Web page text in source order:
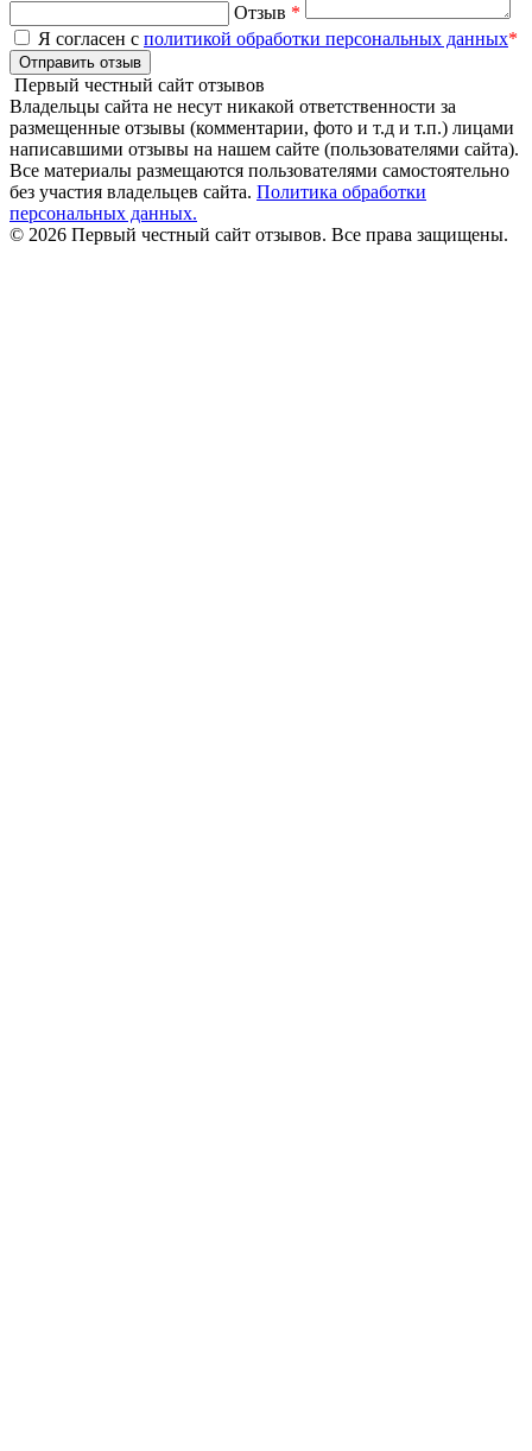
Отзыв *
Я согласен с политикой обработки персональных данных*
Отправить отзыв
Первый честный сайт отзывов
Владельцы сайта не несут никакой ответственности за
размещенные отзывы (комментарии, фото и т.д и т.п.) лицами
написавшими отзывы на нашем сайте (пользователями сайта).
Все материалы размещаются пользователями самостоятельно
без участия владельцев сайта. Политика обработки
персональных данных.
© 2026 Первый честный сайт отзывов. Все права защищены.